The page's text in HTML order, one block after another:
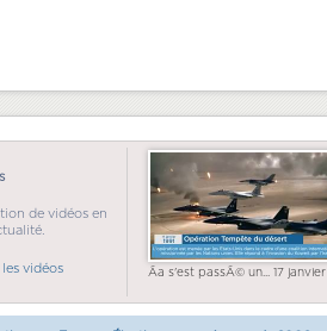
de vidéos en
vidéos Ãa s'est passÃ© un... 17 janvier